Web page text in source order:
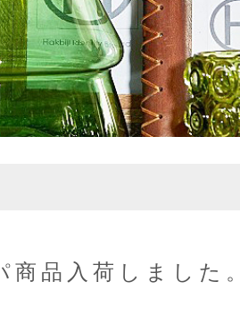
商品入荷しました。